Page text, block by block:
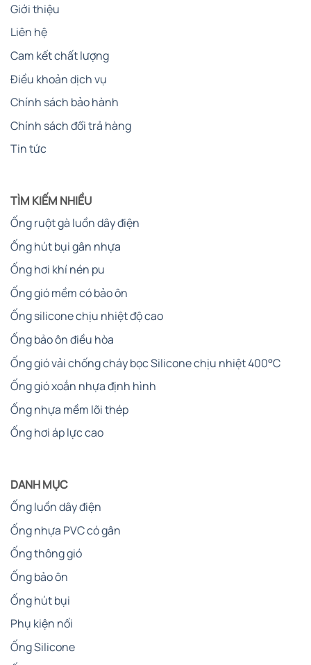
Giới thiệu
Liên hệ
Cam kết chất lượng
Điều khoản dịch vụ
Chính sách bảo hành
Chính sách đổi trả hàng
Tin tức
TÌM KIẾM NHIỀU
Ống ruột gà luồn dây điện
Ống hút bụi gân nhựa
Ống hơi khí nén pu
Ống gió mềm có bảo ôn
Ống silicone chịu nhiệt độ cao
Ống bảo ôn điều hòa
Ống gió vải chống cháy bọc Silicone chịu nhiệt 400°C
Ống gió xoắn nhựa định hình
Ống nhựa mềm lõi thép
Ống hơi áp lực cao
DANH MỤC
Ống luồn dây điện
Ống nhựa PVC có gân
Ống thông gió
Ống bảo ôn
Ống hút bụi
Phụ kiện nối
Ống Silicone